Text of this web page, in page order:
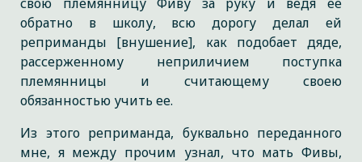
обратно в школу, всю дорогу делал ей
реприманды [внушение], как подобает дяде,
рассерженному неприличием поступка
племянницы и считающему своею
обязанностью учить ее.
Из этого реприманда, буквально переданного
мне, я между прочим узнал, что мать Фивы,